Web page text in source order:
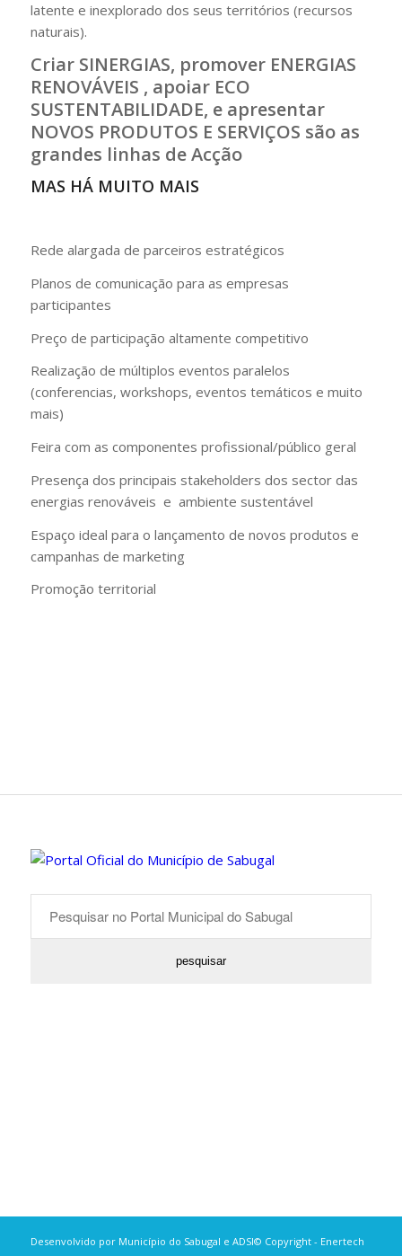
latente e inexplorado dos seus territórios (recursos
naturais).
Criar SINERGIAS, promover ENERGIAS
RENOVÁVEIS , apoiar ECO
SUSTENTABILIDADE, e apresentar
NOVOS PRODUTOS E SERVIÇOS são as
grandes linhas de Acção
MAS HÁ MUITO MAIS
Rede alargada de parceiros estratégicos
Planos de comunicação para as empresas
participantes
Preço de participação altamente competitivo
Realização de múltiplos eventos paralelos
(conferencias, workshops, eventos temáticos e muito
mais)
Feira com as componentes profissional/público geral
Presença dos principais stakeholders dos sector das
energias renováveis e ambiente sustentável
Espaço ideal para o lançamento de novos produtos e
campanhas de marketing
Promoção territorial
© Copyright - Enertech
Desenvolvido por Município do Sabugal e ADSI